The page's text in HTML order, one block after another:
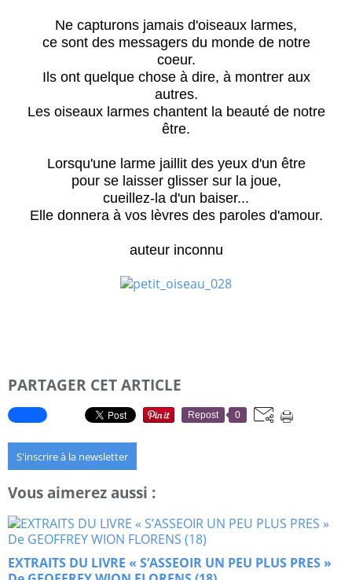
Ne capturons jamais d'oiseaux larmes,
ce sont des messagers du monde de notre
coeur.
Ils ont quelque chose à dire, à montrer aux
autres.
Les oiseaux larmes chantent la beauté de notre
être.
Lorsqu'une larme jaillit des yeux d'un être
pour se laisser glisser sur la joue,
cueillez-la d'un baiser...
Elle donnera à vos lèvres des paroles d'amour.
auteur inconnu
PARTAGER CET ARTICLE
Repost 0
S'inscrire à la newsletter
Vous aimerez aussi :
EXTRAITS DU LIVRE « S’ASSEOIR UN PEU PLUS PRES »